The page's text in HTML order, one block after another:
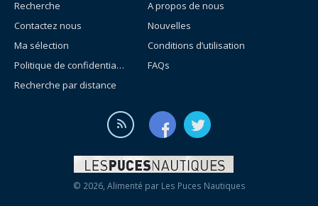
Recherche
A propos de nous
Contactez nous
Nouvelles
Ma sélection
Conditions d’utilisation
Politique de confidentialité
FAQs
Recherche par distance
© 2026, Alimenté par Les Puces Nautiques